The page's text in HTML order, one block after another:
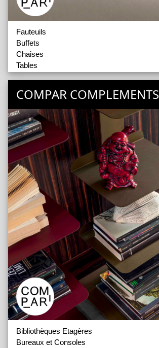
Fauteuils
Buffets
Chaises
Tables
COMPAR COMPLEMENTS
Bibliothèques Etagères
Bureaux et Consoles